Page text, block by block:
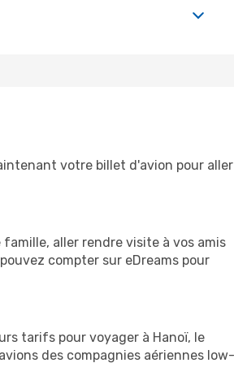
votre billet d'avion pour aller
aller rendre visite à vos amis
compter sur eDreams pour
tarifs pour voyager à Hanoï, le
des compagnies aériennes low-